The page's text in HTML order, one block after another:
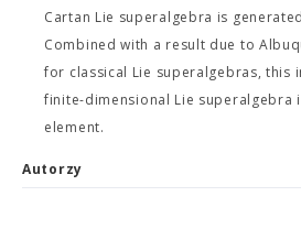
Cartan Lie superalgebra is
Combined with a result due to
for classical Lie superalgebras, this
finite-dimensional Lie superalgebra
element.
Autorzy